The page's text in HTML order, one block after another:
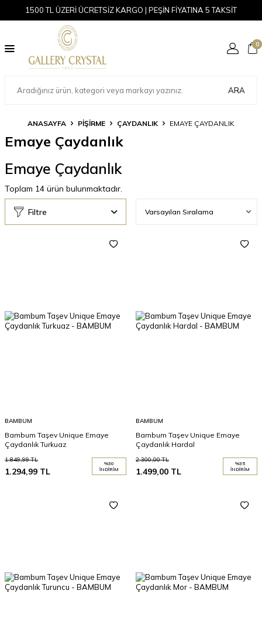
1500 TL ÜZERİ ÜCRETSİZ KARGO | PEŞİN FİYATINA 5 TAKSİT
ARA
0
ANASAYFA PİŞİRME ÇAYDANLIK EMAYE ÇAYDANLIK
Emaye Çaydanlık
Emaye Çaydanlık
Toplam 14 ürün bulunmaktadır.
Filtre
BAMBUM
Bambum Taşev Unique Emaye
Çaydanlık Turkuaz
1.849,99TL
1.294,99 TL
%30
İNDIRIM
BAMBUM
Bambum Taşev Unique Emaye
Çaydanlık Hardal
2.300,00TL
1.499,00 TL
%35
İNDIRIM